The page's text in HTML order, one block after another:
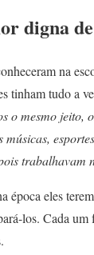
digna
na
tinham tudo a
mesmo jeito,
músicas,
trabalhavam
época eles
los. Cada um